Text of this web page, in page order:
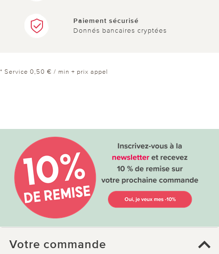
Paiement sécurisé
Donnés bancaires cryptées
* Service 0,50 € / min + prix appel
Votre commande